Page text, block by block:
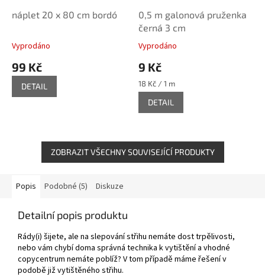
náplet 20 x 80 cm bordó
Vyprodáno
99 Kč
DETAIL
0,5 m galonová pruženka
černá 3 cm
Vyprodáno
9 Kč
Měrná
cena:
18 Kč / 1 m
DETAIL
ZOBRAZIT VŠECHNY SOUVISEJÍCÍ PRODUKTY
Popis Podobné (5) Diskuze
Detailní popis produktu
Rády(i) šijete, ale na slepování střihu nemáte dost trpělivosti,
nebo vám chybí doma správná technika k vytištění a vhodné
copycentrum nemáte poblíž? V tom případě máme řešení v
podobě již vytištěného střihu.